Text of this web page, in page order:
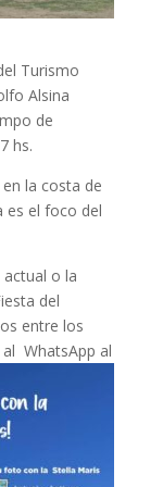
Turismo
Alsina
de
hs.
la costa de
es el foco del
o la
del
entre los
al WhatsApp al